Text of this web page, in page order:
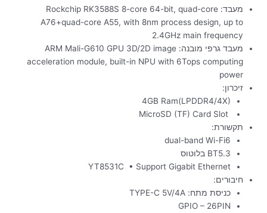
מעבד: Rockchip RK3588S 8-core 64-bit, quad-core
A76+quad-core A55, with 8nm process design, up to
2.4GHz main frequency
מעבד גרפי מובנה: ARM Mali-G610 GPU 3D/2D image
acceleration module, built-in NPU with 6Tops computing
power
זיכרון:
4GB Ram(LPDDR4/4X)
תקשורת:
dual-band Wi-Fi6
BT5.3 בלוטוס
YT8531C • Support Gigabit Ethernet
חיבורים:
כניסת מתח: TYPE-C 5V/4A
GPIO – 26PIN